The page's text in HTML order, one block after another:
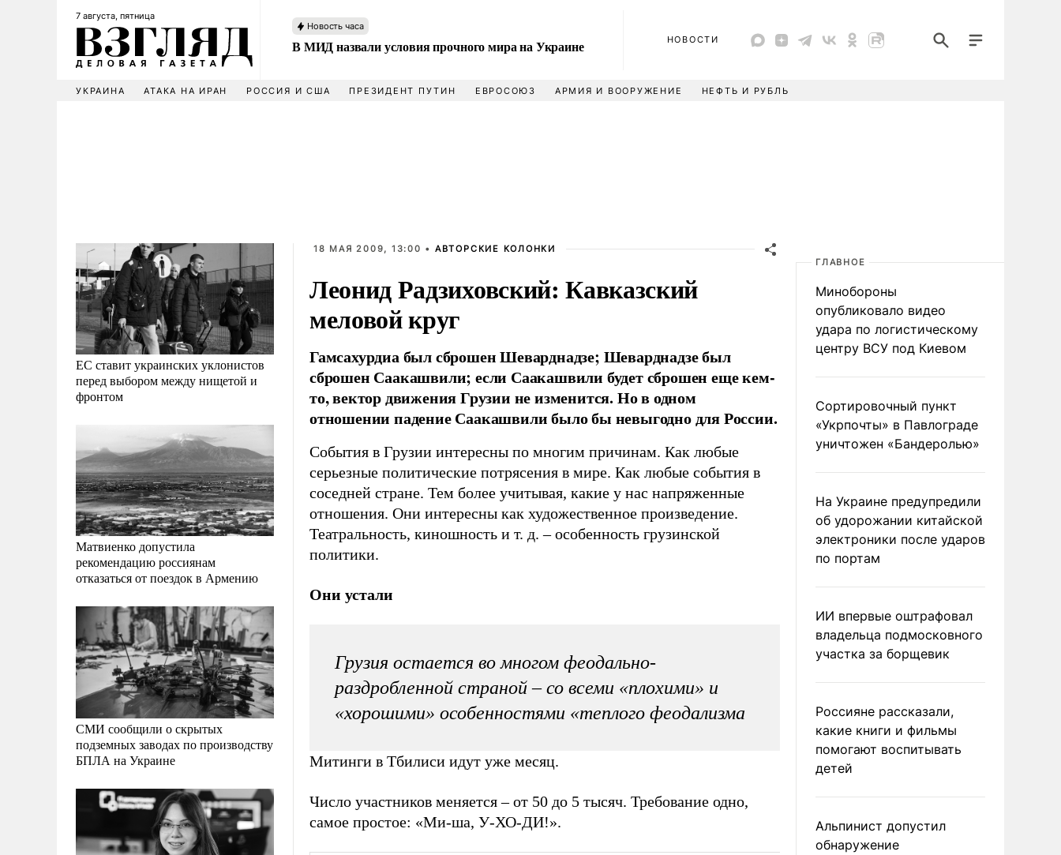
7 августа, пятница
Новость часа
В МИД назвали условия прочного мира на Украине НОВОСТИ
УКРАИНА АТАКА НА ИРАН РОССИЯ И США ПРЕЗИДЕНТ ПУТИН ЕВРОСОЮЗ АРМИЯ И ВООРУЖЕНИЕ НЕФТЬ И РУБЛЬ
ЕС ставит украинских уклонистов
перед выбором между нищетой и
фронтом
Матвиенко допустила
рекомендацию россиянам
отказаться от поездок в Армению
СМИ сообщили о скрытых
подземных заводах по производству
БПЛА на Украине
18 МАЯ 2009, 13:00 • АВТОРСКИЕ КОЛОНКИ
Леонид Радзиховский: Кавказский
меловой круг
Гамсахурдиа был сброшен Шеварднадзе; Шеварднадзе был
сброшен Саакашвили; если Саакашвили будет сброшен еще кем-
то, вектор движения Грузии не изменится. Но в одном
отношении падение Саакашвили было бы невыгодно для России.
События в Грузии интересны по многим причинам. Как любые
серьезные политические потрясения в мире. Как любые события в
соседней стране. Тем более учитывая, какие у нас напряженные
отношения. Они интересны как художественное произведение.
Театральность, киношность и т. д. – особенность грузинской
политики.
Они устали
Грузия остается во многом феодально-
раздробленной страной – со всеми «плохими» и
«хорошими» особенностями «теплого феодализма
Митинги в Тбилиси идут уже месяц.
Число участников меняется – от 50 до 5 тысяч. Требование одно,
самое простое: «Ми-ша, У-ХО-ДИ!».
ГЛАВНОЕ
Минобороны
опубликовало видео
удара по логистическому
центру ВСУ под Киевом
Сортировочный пункт
«Укрпочты» в Павлограде
уничтожен «Бандеролью»
На Украине предупредили
об удорожании китайской
электроники после ударов
по портам
ИИ впервые оштрафовал
владельца подмосковного
участка за борщевик
Россияне рассказали,
какие книги и фильмы
помогают воспитывать
детей
Альпинист допустил
обнаружение